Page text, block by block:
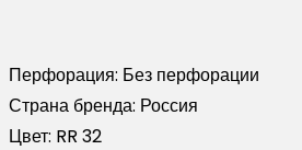
Перфорация: Без перфорации
Страна бренда: Россия
Цвет: RR 32